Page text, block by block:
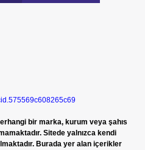
bir marka, kurum veya şahıs
Sitede yalnızca kendi
Burada yer alan içerikler